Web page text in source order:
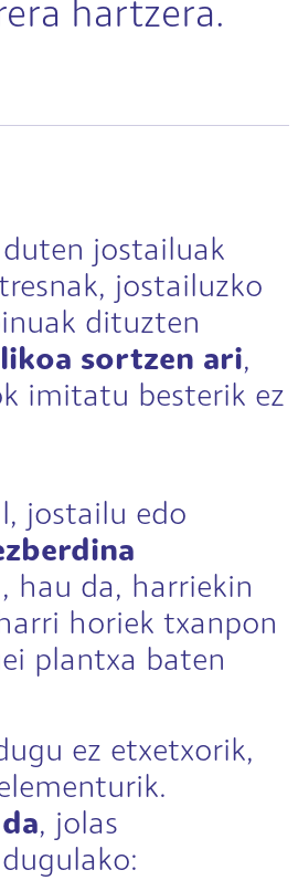
hartzera.
jostailuak
jostailuzko
dituzten
sortzen ari,
imitatu besterik ez
jostailu edo
hau da, harriekin
horiek txanpon
plantxa baten
ez etxetxorik,
, jolas